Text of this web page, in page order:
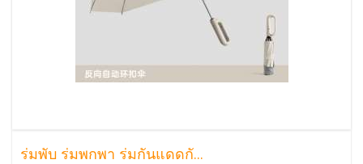
ร่มพับ ร่มพกพา ร่มกันแดดกั...